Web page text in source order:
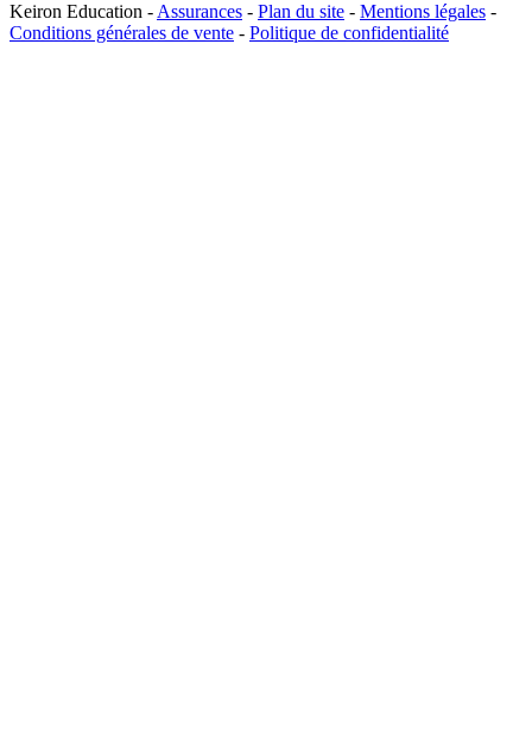
Keiron Education - Assurances - Plan du site - Mentions légales -
Conditions générales de vente - Politique de confidentialité